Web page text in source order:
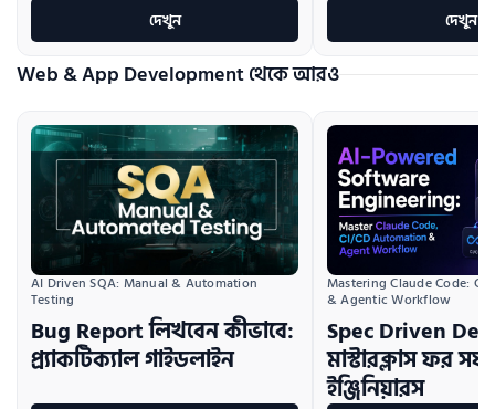
দেখুন দেখুন
Web & App Development থেকে আরও
AI Driven SQA: Manual & Automation
Testing
Bug Report লিখবেন কীভাবে:
প্র্যাকটিক্যাল গাইডলাইন
Mastering Claude Code:
& Agentic Workflow
Spec Driven
মাস্টারক্লাস ফর
ইঞ্জিনিয়ারস